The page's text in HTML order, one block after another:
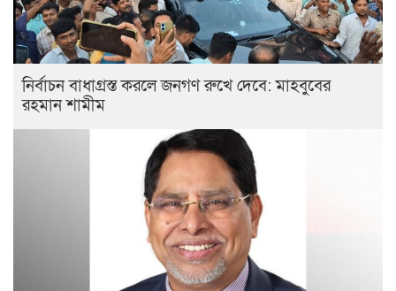
নির্বাচন বাধাগ্রস্ত করলে জনগণ রুখে দেবে: মাহবুবের
রহমান শামীম